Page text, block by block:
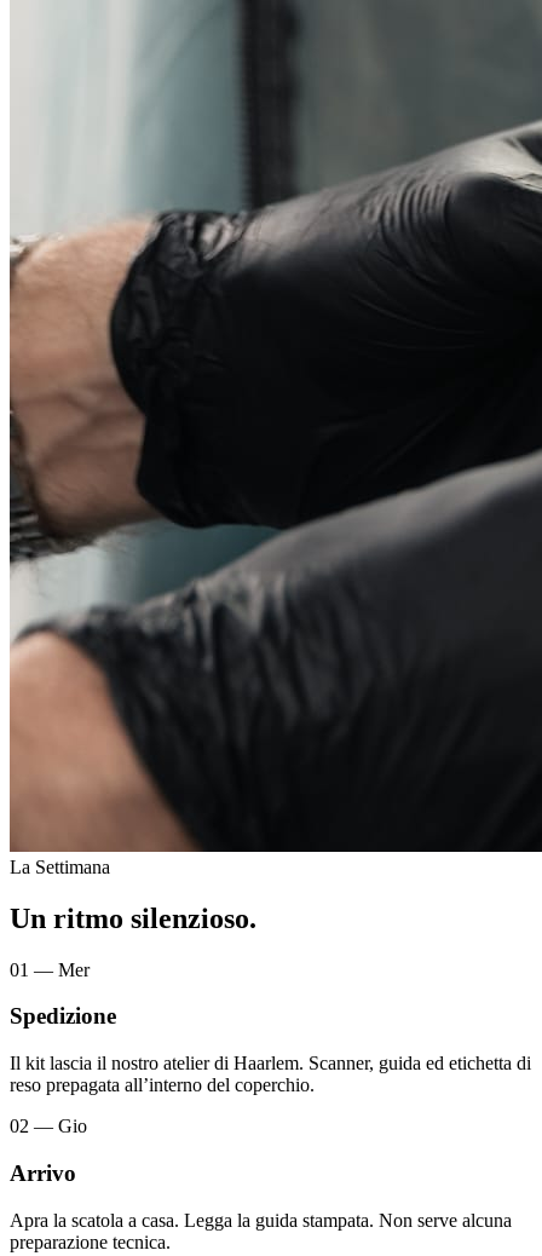
La Settimana
Un ritmo silenzioso.
01 — Mer
Spedizione
Il kit lascia il nostro atelier di Haarlem. Scanner, guida ed etichetta di
reso prepagata all’interno del coperchio.
02 — Gio
Arrivo
Apra la scatola a casa. Legga la guida stampata. Non serve alcuna
preparazione tecnica.